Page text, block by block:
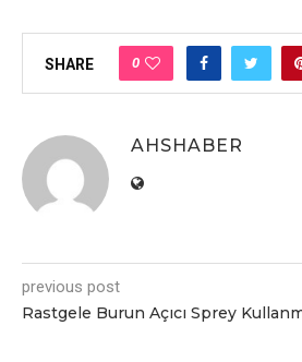
SHARE 0
AHSHABER
previous post
Rastgele Burun Açıcı Sprey